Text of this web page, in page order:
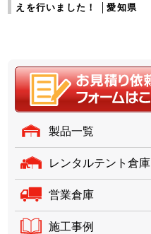
えを行いました！ │愛知県
製品一覧
レンタルテント倉庫
営業倉庫
施工事例